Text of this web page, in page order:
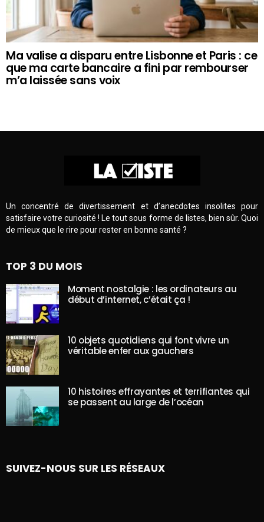
Ma valise a disparu entre Lisbonne et Paris : ce
que ma carte bancaire a fini par rembourser
m’a laissée sans voix
Un concentré de divertissement et d’anecdotes insolites pour
satisfaire votre curiosité ! Le tout sous forme de listes, bien sûr. Quoi
de mieux que le rire pour rester en bonne santé ?
TOP 3 DU MOIS
Moment nostalgie : les ordinateurs au
début d’internet, c’était ça !
10 objets quotidiens qui font vivre un
véritable enfer aux gauchers
10 histoires effrayantes et terrifiantes qui
se passent au large de l’océan
SUIVEZ-NOUS SUR LES RÉSEAUX